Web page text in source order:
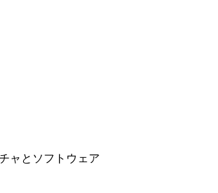
ャとソフトウェア